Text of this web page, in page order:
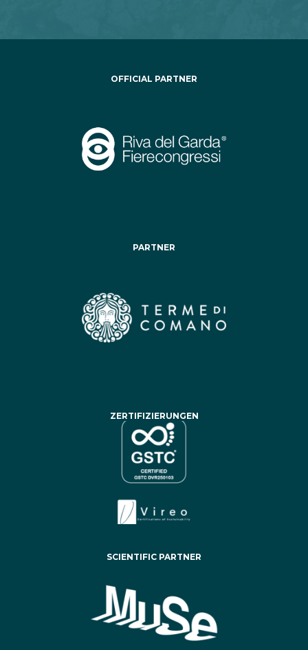
OFFICIAL PARTNER
PARTNER
ZERTIFIZIERUNGEN
SCIENTIFIC PARTNER